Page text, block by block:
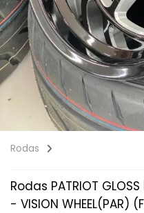
Rodas
Rodas PATRIOT GLOSS
- VISION WHEEL(PAR)